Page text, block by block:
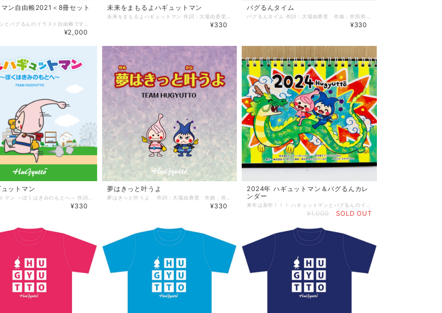
ン自由帳2021＜8冊セット
¥2,000
未来をまもるよハギュットマン
¥330
バグるんタイム
¥330
ットマン
¥330
夢はきっと叶うよ
¥330
2024年 ハギュットマン＆バグるんカレ
ンダー
¥1,000 SOLD OUT